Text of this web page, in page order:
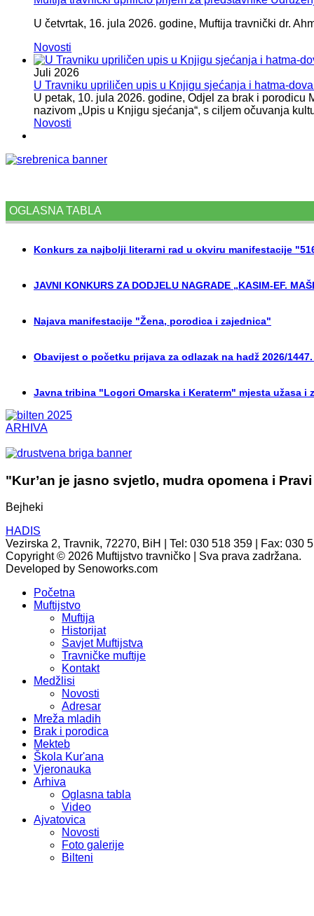
U četvrtak, 16. jula 2026. godine, Muftija travnički dr.
Novosti
Juli 2026
U Travniku upriličen upis u Knjigu sjećanja i hatma-
U petak, 10. jula 2026. godine, Odjel za brak i
nazivom „Upis u Knjigu sjećanja“, s ciljem očuvanja
Novosti
OGLASNA TABLA
Konkurs za najbolji literarni rad u okviru manifestacije
JAVNI KONKURS ZA DODJELU NAGRADE „KASIM-EF.
Najava manifestacije "Žena, porodica i zajednica"
Obavijest o početku prijava za odlazak na hadž 2026/
Javna tribina "Logori Omarska i Keraterm" mjesta užasa i
ARHIVA
"Kur’an je jasno svjetlo, mudra opomena i
Bejheki
HADIS
Vezirska 2, Travnik, 72270, BiH | Tel: 030 518 359 | Fax: 030
Copyright © 2026 Muftijstvo travničko | Sva prava zadržana.
Developed by Senoworks.com
Početna
Muftijstvo
Muftija
Historijat
Savjet Muftijstva
Travničke muftije
Kontakt
Medžlisi
Novosti
Adresar
Mreža mladih
Brak i porodica
Mekteb
Škola Kur'ana
Vjeronauka
Arhiva
Oglasna tabla
Video
Ajvatovica
Novosti
Foto galerije
Bilteni